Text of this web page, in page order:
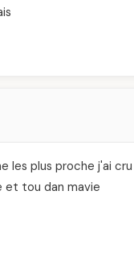
les plus proche j'ai
et tou dan mavie